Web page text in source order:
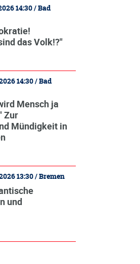
14:30 / Bad
das Volk!?"
14:30 / Bad
Mensch ja
Zur
Mündigkeit in
13:30 / Bremen
und